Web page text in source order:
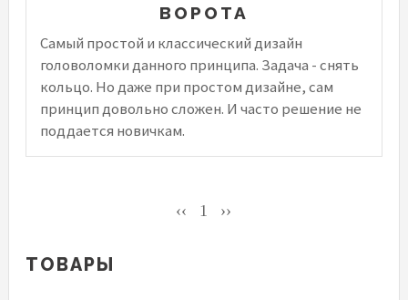
ВОРОТА
Самый простой и классический дизайн
головоломки данного принципа. Задача - снять
кольцо. Но даже при простом дизайне, сам
принцип довольно сложен. И часто решение не
поддается новичкам.
‹‹ 1 ››
ТОВАРЫ